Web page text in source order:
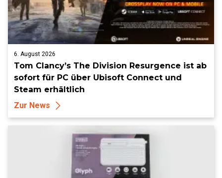
6. August 2026
Tom Clancy’s The Division Resurgence ist ab
sofort für PC über Ubisoft Connect und
Steam erhältlich
Zur News